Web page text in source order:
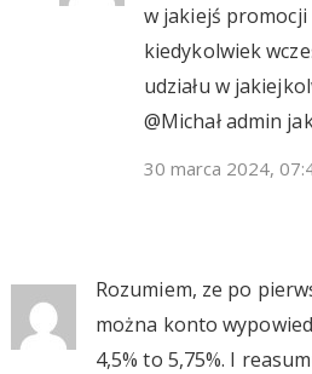
w jakiejś promocji
kiedykolwiek
udziału w
@Michał admin
30 marca 2024,
Rozumiem, ze po
można konto
4,5% to 5,75%. I